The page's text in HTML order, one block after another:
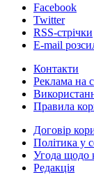
Facebook
Twitter
RSS-стрічки
E-mail
Контакти
Реклама на
Правила
Договір
Політика у
Угода щодо
Редакція